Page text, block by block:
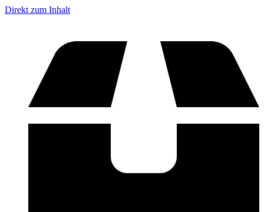
Direkt zum Inhalt